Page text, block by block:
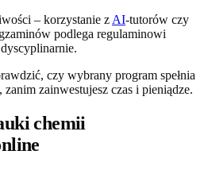
– korzystanie z AI-tutorów czy
podlega regulaminowi
czy wybrany program spełnia
zainwestujesz czas i pieniądze.
chemii